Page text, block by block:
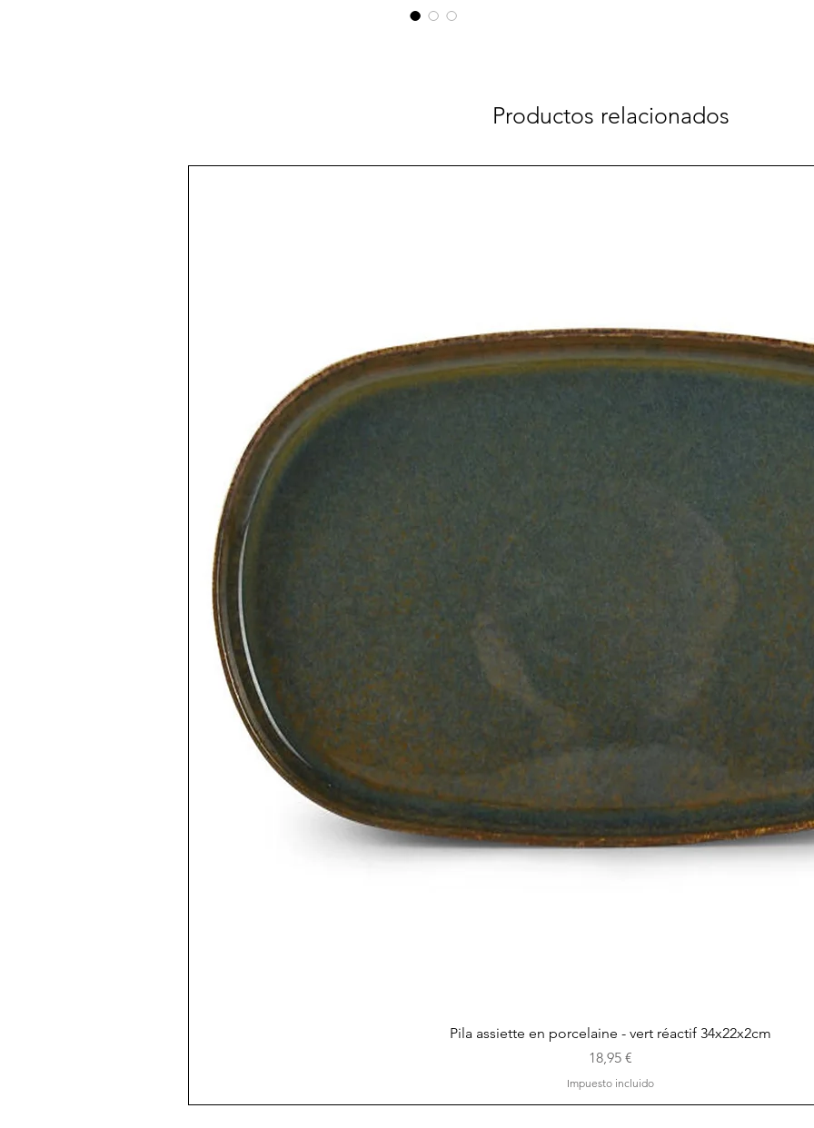
Productos relacionados
Vista rápida
Pila assiette en porcelaine - vert réactif 34x22x2cm
Precio
18,95 €
Impuesto incluido